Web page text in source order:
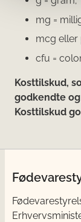
mg =
mcg eller
cfu =
Kosttilskud,
godkendte
Kosttilskud